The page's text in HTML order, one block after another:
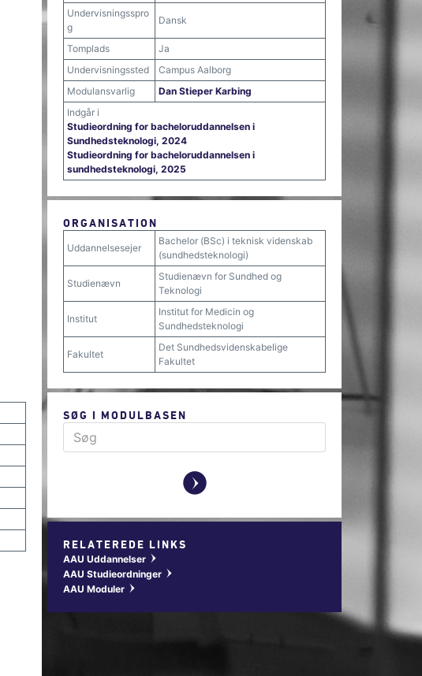
Undervisningsspro
g
Dansk
Tomplads
Ja
Undervisningssted
Campus Aalborg
Modulansvarlig
Dan Stieper Karbing
Indgår i
Studieordning for bacheloruddannelsen i
Sundhedsteknologi, 2024
Studieordning for bacheloruddannelsen i
sundhedsteknologi, 2025
ORGANISATION
Uddannelsesejer
Bachelor (BSc) i teknisk videnskab
(sundhedsteknologi)
Studienævn
Studienævn for Sundhed og
Teknologi
Institut
Institut for Medicin og
Sundhedsteknologi
Fakultet
Det Sundhedsvidenskabelige
Fakultet
SØG I MODULBASEN
y
RELATEREDE LINKS
AAU Uddannelser w
AAU Studieordninger w
AAU Moduler w